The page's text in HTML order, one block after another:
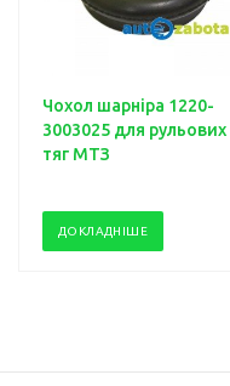
Чохол шарніра 1220-
3003025 для рульових
тяг МТЗ
ДОКЛАДНІШЕ